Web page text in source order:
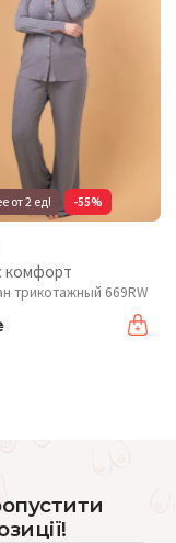
от 2 ед! -55%
комфорт
трикотажный 669RW